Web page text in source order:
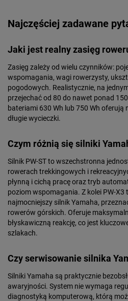
Najczęściej zadawane
Jaki jest realny zasięg
Zasięg zależy od wielu czynników:
wspomagania, wagi rowerzysty,
pogodowych. Realistycznie, na
przejechać od 80 do nawet ponad
bateriami 630 Wh lub 750 Wh oferują
długie wycieczki.
Czym różnią się silniki
Silnik PW-ST to wszechstronna
rowerach trekkingowych i
płynną i cichą pracę oraz tryb
poziom wspomagania. Z kolei PW-X3
najmocniejszy silnik Yamaha,
rowerów górskich. Oferuje
błyskawiczną reakcję, co jest
szlakach.
Czy serwisowanie silnika
Silniki Yamaha są praktycznie
awaryjności. System nie wymaga
diagnostyką komputerową, którą